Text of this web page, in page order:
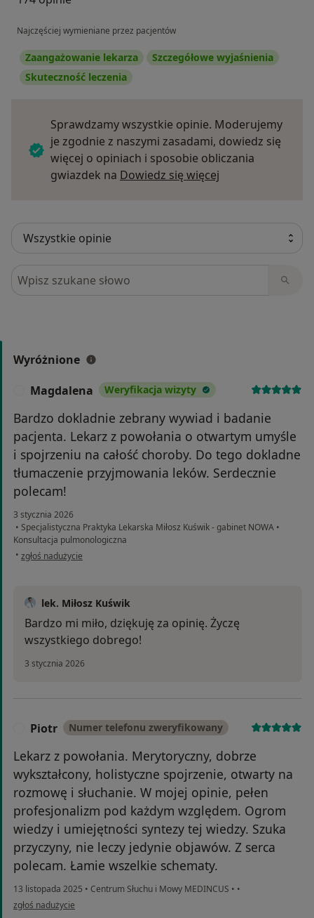
Najczęściej wymieniane przez pacjentów
Zaangażowanie lekarza
Szczegółowe wyjaśnienia
Skuteczność leczenia
Sprawdzamy wszystkie opinie. Moderujemy
je zgodnie z naszymi zasadami, dowiedz się
więcej o opiniach i sposobie obliczania
gwiazdek na Dowiedz się więcej
Szukaj w opiniach
Wyróżnione
Magdalena Weryfikacja wizyty
Bardzo dokladnie zebrany wywiad i badanie
pacjenta. Lekarz z powołania o otwartym umyśle
i spojrzeniu na całość choroby. Do tego dokladne
tłumaczenie przyjmowania leków. Serdecznie
polecam!
3 stycznia 2026
• Specjalistyczna Praktyka Lekarska Miłosz Kuświk - gabinet NOWA •
Konsultacja pulmonologiczna
• w opinii użytkownika Magdalena
zgłoś nadużycie
lek. Miłosz Kuświk
Bardzo mi miło, dziękuję za opinię. Życzę
wszystkiego dobrego!
3 stycznia 2026
Piotr Numer telefonu zweryfikowany
Lekarz z powołania. Merytoryczny, dobrze
wykształcony, holistyczne spojrzenie, otwarty na
rozmowę i słuchanie. W mojej opinie, pełen
profesjonalizm pod każdym względem. Ogrom
wiedzy i umiejętności syntezy tej wiedzy. Szuka
przyczyny, nie leczy jedynie objawów. Z serca
polecam. Łamie wszelkie schematy.
13 listopada 2025 • Centrum Słuchu i Mowy MEDINCUS • •
w opinii użytkownika Piotr
zgłoś nadużycie